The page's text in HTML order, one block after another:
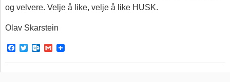
og velvere. Velje å like, velje å like HUSK.
Olav Skarstein
F
c
T
i
O
t
G
a